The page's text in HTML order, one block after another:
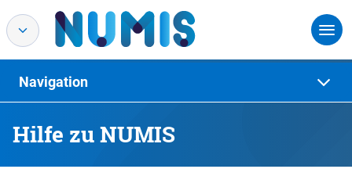
Hilfe zu NUMIS
Navigation